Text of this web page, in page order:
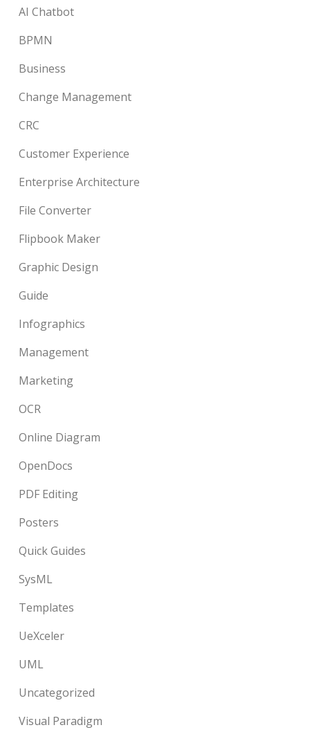
AI Chatbot
BPMN
Business
Change Management
CRC
Customer Experience
Enterprise Architecture
File Converter
Flipbook Maker
Graphic Design
Guide
Infographics
Management
Marketing
OCR
Online Diagram
OpenDocs
PDF Editing
Posters
Quick Guides
SysML
Templates
UeXceler
UML
Uncategorized
Visual Paradigm